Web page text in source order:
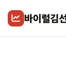
바이럴김